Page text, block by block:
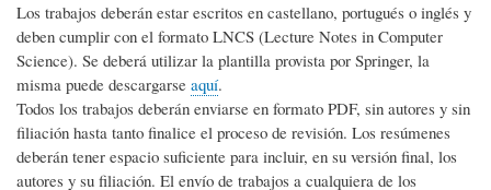
Los trabajos deberán estar escritos en castellano, portugués o inglés y
deben cumplir con el formato LNCS (Lecture Notes in Computer
Science). Se deberá utilizar la plantilla provista por Springer, la
misma puede descargarse aquí.
Todos los trabajos deberán enviarse en formato PDF, sin autores y sin
filiación hasta tanto finalice el proceso de revisión. Los resúmenes
deberán tener espacio suficiente para incluir, en su versión final, los
autores y su filiación. El envío de trabajos a cualquiera de los